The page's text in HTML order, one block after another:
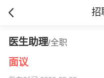
招
医生助理/全职
面议